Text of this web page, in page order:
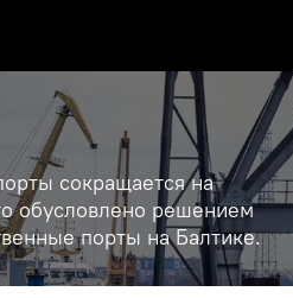
сокращается на
обусловлено решением
порты на Балтике.